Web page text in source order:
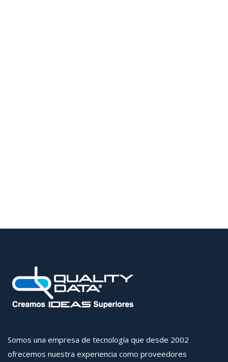
Somos una empresa de tecnología que desde 2002
ofrecemos nuestra experiencia como proveedores